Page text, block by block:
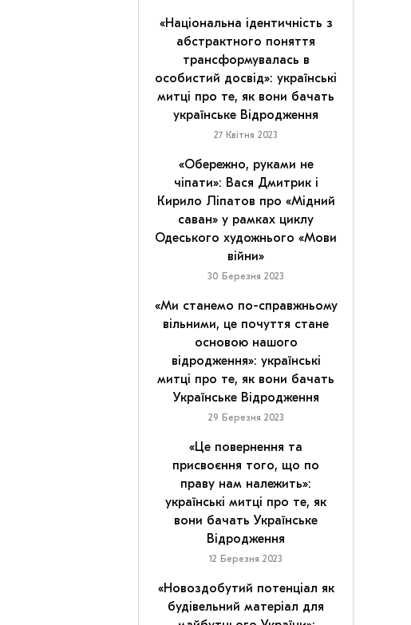
«Національна ідентичність з
абстрактного поняття
трансформувалась в
особистий досвід»: українські
митці про те, як вони бачать
українське Відродження
27 Квітня 2023
«Обережно, руками не
чіпати»: Вася Дмитрик і
Кирило Ліпатов про «Мідний
саван» у рамках циклу
Одеського художнього «Мови
війни»
30 Березня 2023
«Ми станемо по-справжньому
вільними, це почуття стане
основою нашого
відродження»: українські
митці про те, як вони бачать
Українське Відродження
29 Березня 2023
«Це повернення та
присвоєння того, що по
праву нам належить»:
українські митці про те, як
вони бачать Українське
Відродження
12 Березня 2023
«Новоздобутий потенціал як
будівельний матеріал для